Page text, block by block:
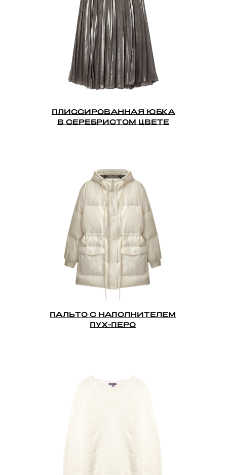
ПЛИССИРОВАННАЯ ЮБКА
В СЕРЕБРИСТОМ ЦВЕТЕ
ПАЛЬТО С НАПОЛНИТЕЛЕМ
ПУХ-ПЕРО